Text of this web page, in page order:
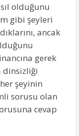
olduğunu
gibi şeyleri
ancak
gerek
dinsizliği
şeyinin
sorusu olan
cevap